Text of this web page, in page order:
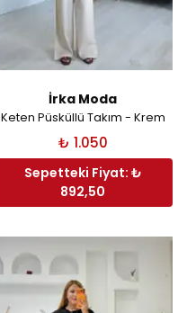
İrka Moda
Keten Püsküllü Takım - Krem
₺ 1.050
Sepetteki Fiyat: ₺
892,50